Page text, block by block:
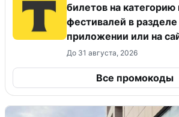
билетов на категорию
фестивалей в
приложении или на
До 31 августа, 2026
Все промокоды